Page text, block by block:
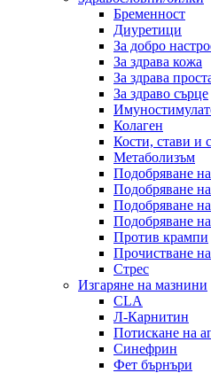
Бременност
Диуретици
За добро
За здрава кожа
За здрава
За здраво сърце
Колаген
Кости, стави и
Метаболизъм
Подобряване
Подобряване
Подобряване
Подобряване
Против крампи
Прочистване
Стрес
Изгаряне на мазнини
CLA
Л-Карнитин
Потискане на
Синефрин
Фет бърнъри